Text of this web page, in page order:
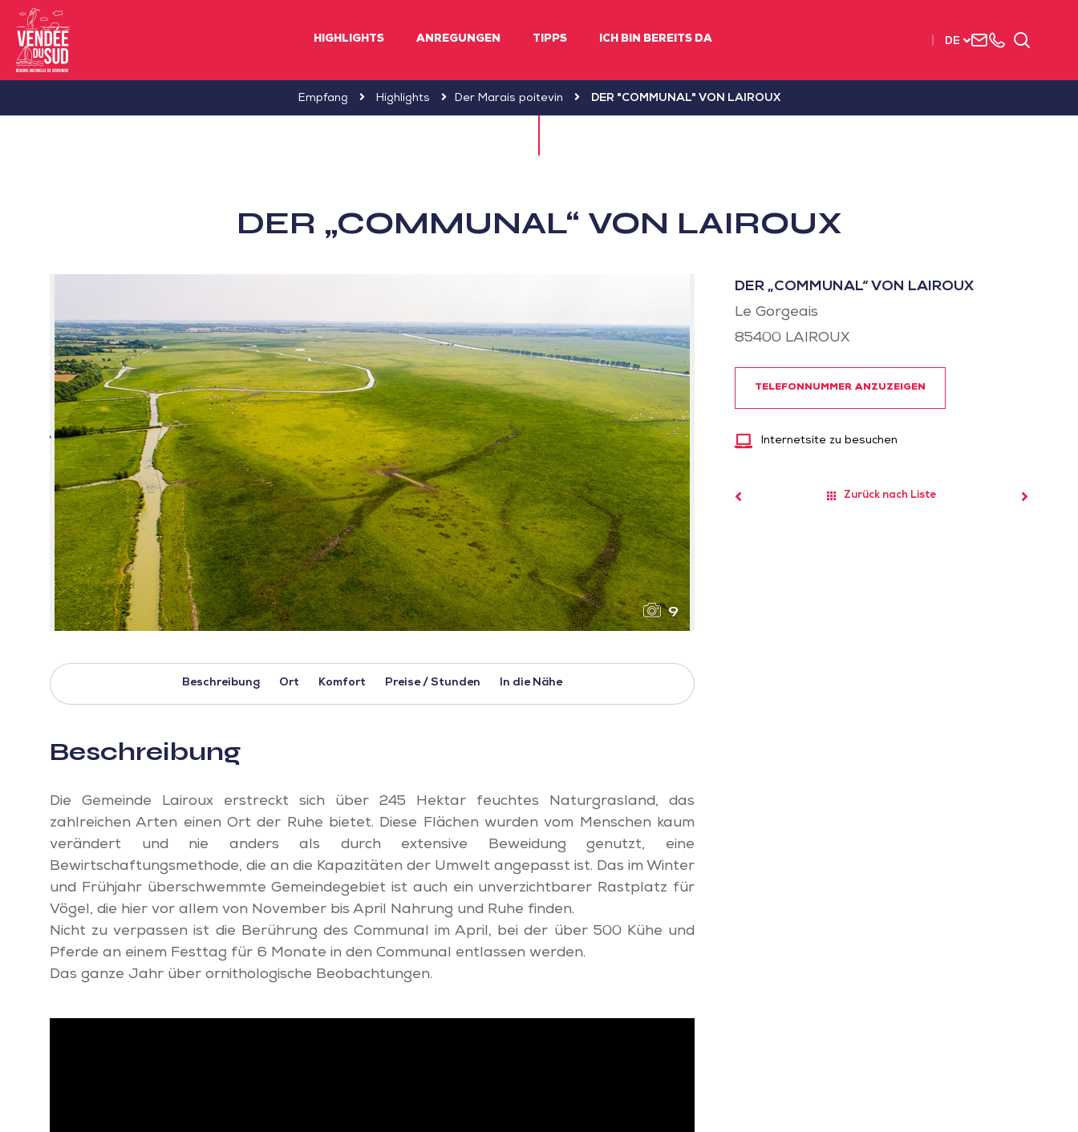
Sud
HIGHLIGHTS ANREGUNGEN TIPPS ICH BIN BEREITS DA DE
Uns+33Suchen
Empfang Highlights Der Marais poitevin DER "COMMUNAL" VON LAIROUX
DER „COMMUNAL“ VON LAIROUX
9
Beschreibung Ort Komfort Preise / Stunden In die Nähe
Beschreibung
Die Gemeinde Lairoux erstreckt sich über 245 Hektar feuchtes Naturgrasland, das
zahlreichen Arten einen Ort der Ruhe bietet. Diese Flächen wurden vom Menschen kaum
verändert und nie anders als durch extensive Beweidung genutzt, eine
Bewirtschaftungsmethode, die an die Kapazitäten der Umwelt angepasst ist. Das im Winter
und Frühjahr überschwemmte Gemeindegebiet ist auch ein unverzichtbarer Rastplatz für
Vögel, die hier vor allem von November bis April Nahrung und Ruhe finden.
Nicht zu verpassen ist die Berührung des Communal im April, bei der über 500 Kühe und
Pferde an einem Festtag für 6 Monate in den Communal entlassen werden.
Das ganze Jahr über ornithologische Beobachtungen.
DER „COMMUNAL“ VON LAIROUX
Le Gorgeais
85400 LAIROUX
TELEFONNUMMER ANZUZEIGEN
Internetsite zu besuchen
Zurück nach Liste